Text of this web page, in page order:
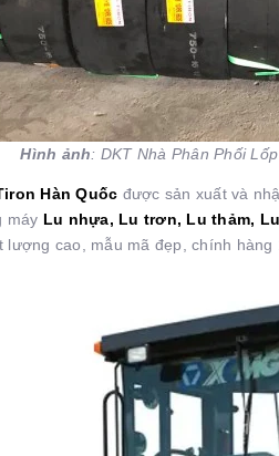
Hình ảnh: DKT Nhà Phân Phối
Hàn Quốc được sản xuất và
máy Lu nhựa, Lu trơn, Lu thảm,
cao, mẫu mã đẹp, chính hàng